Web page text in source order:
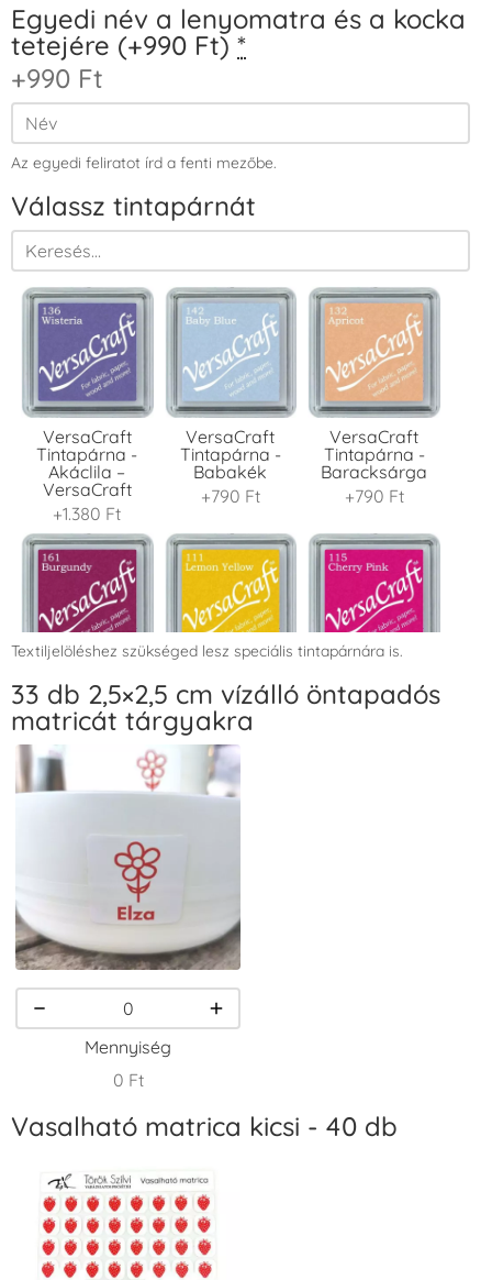
Egyedi név a lenyomatra és a kocka
tetejére (+990 Ft) *
+990 Ft
Az egyedi feliratot írd a fenti mezőbe.
Válassz tintapárnát
VersaCraft
Tintapárna -
Akáclila –
VersaCraft
+1.380 Ft
VersaCraft
Tintapárna -
Babakék
+790 Ft
VersaCraft
Tintapárna -
Baracksárga
+790 Ft
VersaCraft
Tintapárna -
Bordó
+1.380 Ft
VersaCraft
Tintapárna -
Citromsárga
+1.380 Ft
VersaCraft
Tintapárna -
VersaCraft
Tintapárna -
Csokibarna
+1.380 Ft
VersaCraft
Tintapárna -
Erdőzöld
+790 Ft
VersaCraft
Fekete
+1.380 Ft
VersaCraft
Fenyőzöld
+1.380 Ft
VersaCraft
Textiljelöléshez szükséged lesz speciális tintapárnára is.
33 db 2,5×2,5 cm vízálló öntapadós
matricát tárgyakra
Mennyiség
0 Ft
Vasalható matrica kicsi - 40 db